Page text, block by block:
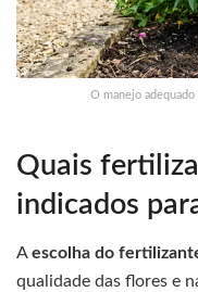
O manejo
Quais
indicados
Aescolha do
qualidade das flores e